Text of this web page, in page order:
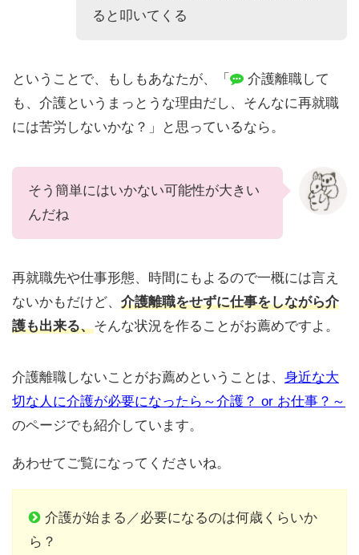
ると叩いてくる
ということで、もしもあなたが、「
介護離職して
も、介護というまっとうな理由だし、そんなに再就職
には苦労しないかな？」と思っているなら。
そう簡単にはいかない可能性が大きい
んだね
再就職先や仕事形態、時間にもよるので一概には言え
ないかもだけど、 介護離職をせずに仕事をしながら介
護も出来る、そんな状況を作ることがお薦めですよ。
介護離職しないことがお薦めということは、 身近な大
切な人に介護が必要になったら～介護？ or お仕事？～
のページでも紹介しています。
あわせてご覧になってくださいね。
介護が始まる／必要になるのは何歳くらいか
ら？